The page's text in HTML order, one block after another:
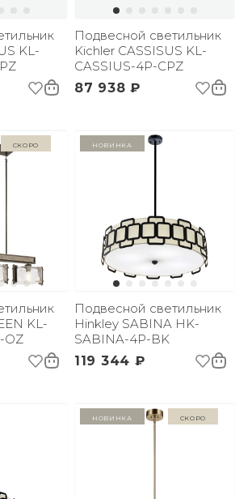
KL-
Подвесной светильник
Kichler CASSISUS KL-
CASSIUS-4P-CPZ
87 938 ₽
Скоро
KL-
OZ
Новинка
Подвесной светильник
Hinkley SABINA HK-
SABINA-4P-BK
119 344 ₽
Новинка Скоро